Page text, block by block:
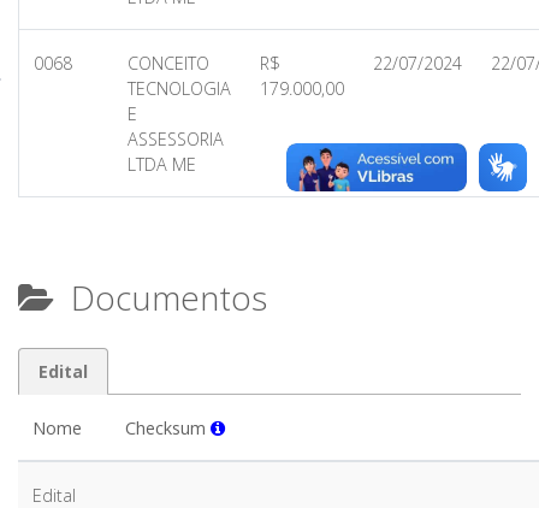
0068
CONCEITO
TECNOLOGIA
E
ASSESSORIA
LTDA ME
R$
179.000,00
22/07/2024 22/
Documentos
Edital
Nome Checksum
Edital